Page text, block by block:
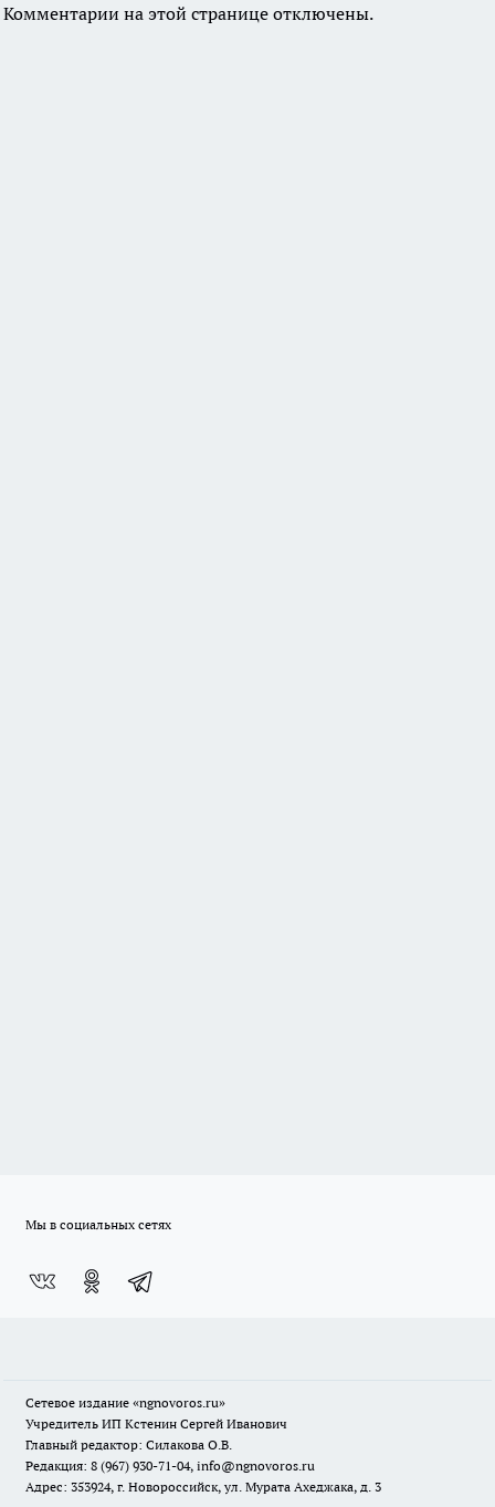
Комментарии на этой странице отключены.
Мы в социальных сетях
Сетевое издание «ngnovoros.ru»
Учредитель ИП Кстенин Сергей Иванович
Главный редактор: Силакова О.В.
Редакция: 8 (967) 930-71-04, info@ngnovoros.ru
Адрес: 353924, г. Новороссийск, ул. Мурата Ахеджака, д. 3